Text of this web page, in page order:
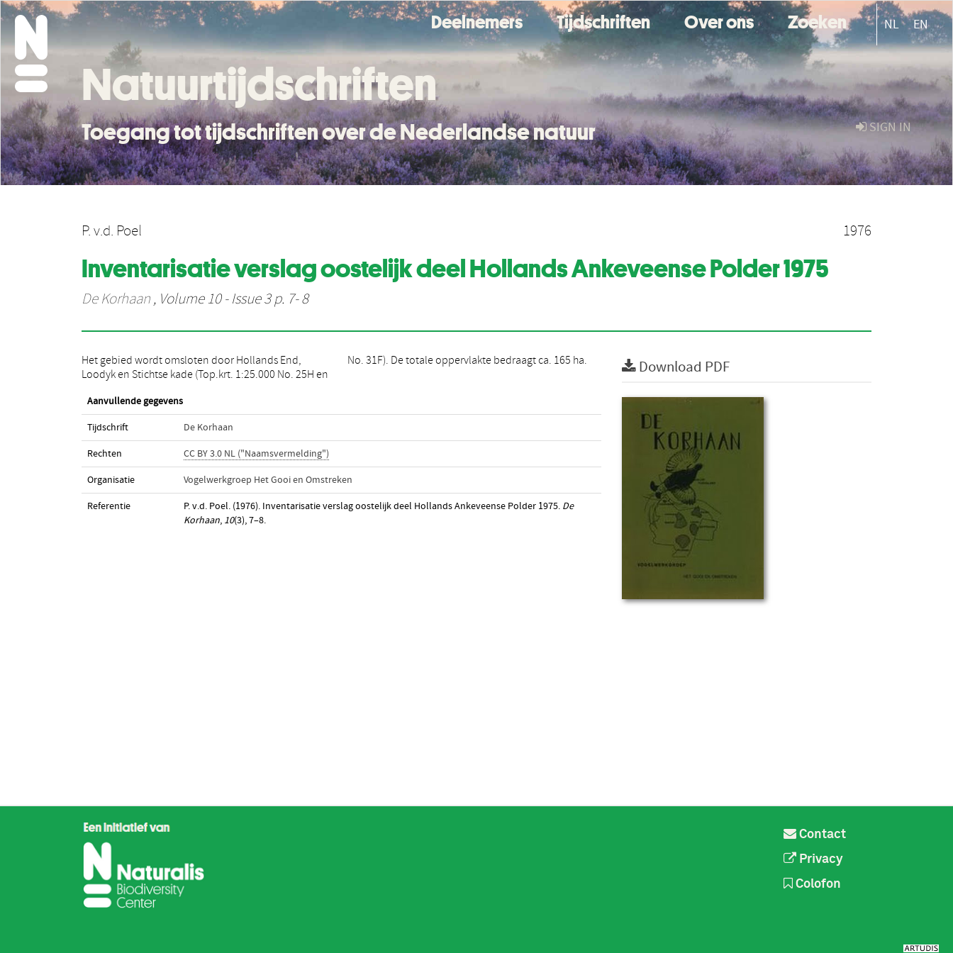
Deelnemers Tijdschriften Over ons Zoeken NL EN
SIGN IN
Natuurtijdschriften
Toegang tot tijdschriften over de Nederlandse natuur
P. v.d. Poel 1976
Inventarisatie verslag oostelijk deel Hollands Ankeveense Polder 1975
De Korhaan, Volume 10 - Issue 3 p. 7- 8
Het gebied wordt omsloten door Hollands End,
Loodyk en Stichtse kade (Top.krt. 1:25.000 No. 25H en
No. 31F). De totale oppervlakte bedraagt ca. 165 ha.
Aanvullende gegevens
Tijdschrift De Korhaan
Rechten CC BY 3.0 NL ("Naamsvermelding")
Organisatie Vogelwerkgroep Het Gooi en Omstreken
Referentie P. v.d. Poel. (1976). Inventarisatie verslag oostelijk deel Hollands Ankeveense Polder 1975. De
Korhaan, 10(3), 7–8.
Download PDF
Contact
Privacy
Colofon